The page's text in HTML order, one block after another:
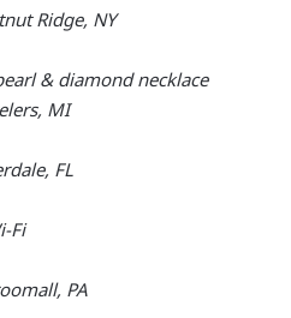
Ridge, NY
& diamond necklace
MI
FL
Fi
PA